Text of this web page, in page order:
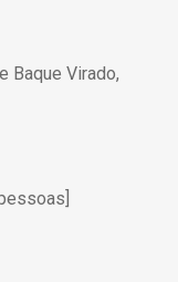
Baque Virado,